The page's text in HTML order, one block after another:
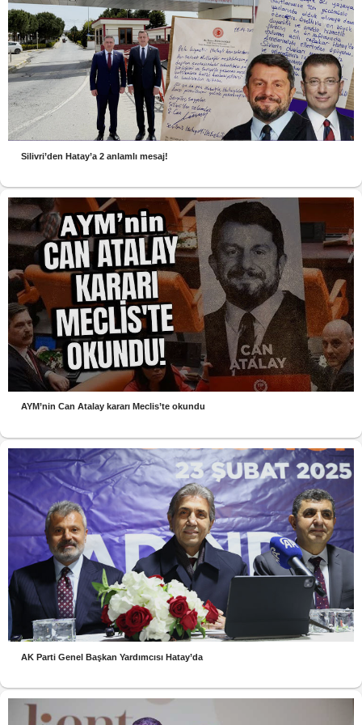
Silivri’den Hatay’a 2 anlamlı mesaj!
AYM’nin Can Atalay kararı Meclis’te okundu
AK Parti Genel Başkan Yardımcısı Hatay’da